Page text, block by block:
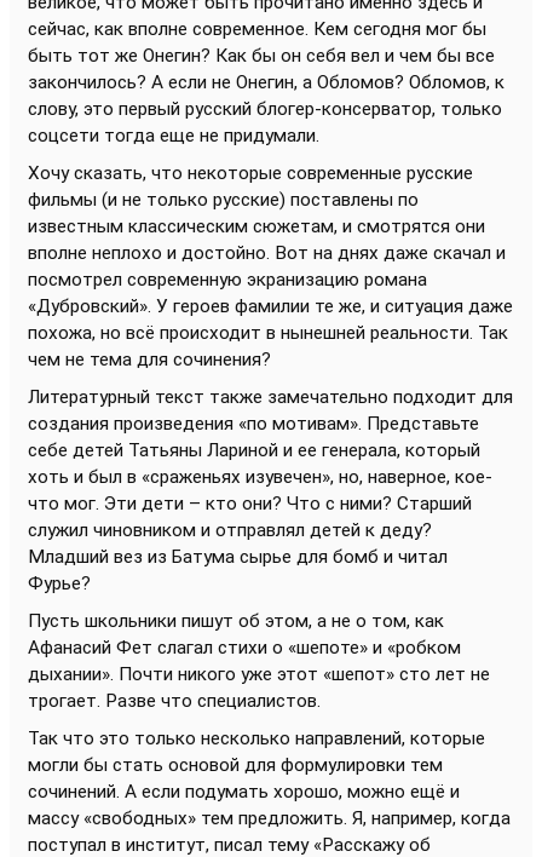
сейчас, как вполне современное. Кем сегодня мог бы
быть тот же Онегин? Как бы он себя вел и чем бы все
закончилось? А если не Онегин, а Обломов? Обломов, к
слову, это первый русский блогер-консерватор, только
соцсети тогда еще не придумали.
Хочу сказать, что некоторые современные русские
фильмы (и не только русские) поставлены по
известным классическим сюжетам, и смотрятся они
вполне неплохо и достойно. Вот на днях даже скачал и
посмотрел современную экранизацию романа
«Дубровский». У героев фамилии те же, и ситуация даже
похожа, но всё происходит в нынешней реальности. Так
чем не тема для сочинения?
Литературный текст также замечательно подходит для
создания произведения «по мотивам». Представьте
себе детей Татьяны Лариной и ее генерала, который
хоть и был в «сраженьях изувечен», но, наверное, кое-
что мог. Эти дети – кто они? Что с ними? Старший
служил чиновником и отправлял детей к деду?
Младший вез из Батума сырье для бомб и читал
Фурье?
Пусть школьники пишут об этом, а не о том, как
Афанасий Фет слагал стихи о «шепоте» и «робком
дыхании». Почти никого уже этот «шепот» сто лет не
трогает. Разве что специалистов.
Так что это только несколько направлений, которые
могли бы стать основой для формулировки тем
сочинений. А если подумать хорошо, можно ещё и
массу «свободных» тем предложить. Я, например, когда
поступал в институт, писал тему «Расскажу об